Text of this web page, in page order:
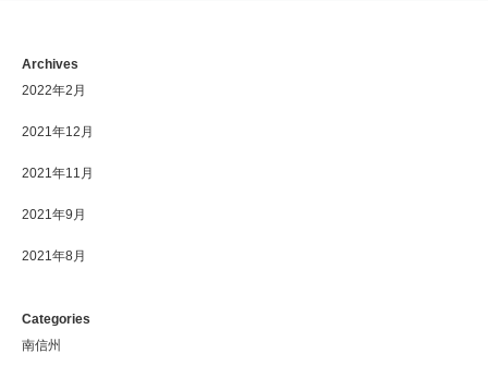
Archives
2022年2月
2021年12月
2021年11月
2021年9月
2021年8月
Categories
南信州